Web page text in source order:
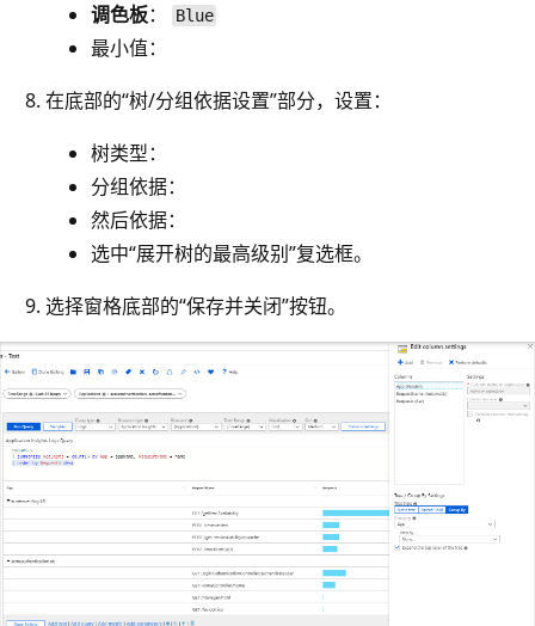
调色板： Blue
最小值：
在底部的“树/分组依据设置”部分，设置：
树类型：
分组依据：
然后依据：
选中“展开树的最高级别”复选框。
选择窗格底部的“保存并关闭”按钮。